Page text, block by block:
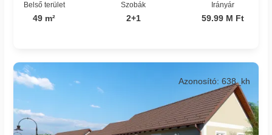
Belső terület
49 m²
Szobák
2+1
Irányár
59.99 M Ft
Azonosító: 638_kh